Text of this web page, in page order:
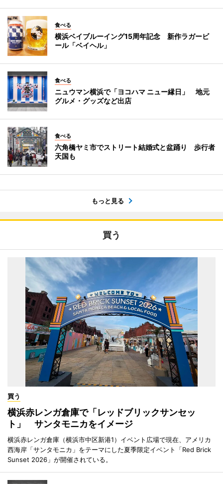
食べる
横浜ベイブルーイング15周年記念 新作ラガービ
ール「ベイヘル」
食べる
ニュウマン横浜で「ヨコハマ ニュー縁日」 地元
グルメ・グッズなど出店
食べる
六角橋ヤミ市でストリート結婚式と盆踊り 歩行者
天国も
もっと見る
買う
買う
横浜赤レンガ倉庫で「レッドブリックサンセッ
ト」 サンタモニカをイメージ
横浜赤レンガ倉庫（横浜市中区新港1）イベント広場で現在、アメリカ
西海岸「サンタモニカ」をテーマにした夏季限定イベント「Red Brick
Sunset 2026」が開催されている。